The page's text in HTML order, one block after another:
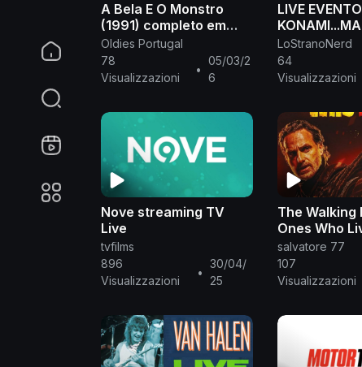
A Bela E O Monstro
(1991) completo em
português
Oldies Portugal
78
Visualizzazioni
•
05/03/2
6
LIVE EVENTO
SICURI? *SI
LoStranoNerd
64
Visualizzazioni
Nove streaming TV
Live
tvfilms
896
Visualizzazioni
•
30/04/
25
The Walking
Ones Who
salvatore 77
107
Visualizzazioni